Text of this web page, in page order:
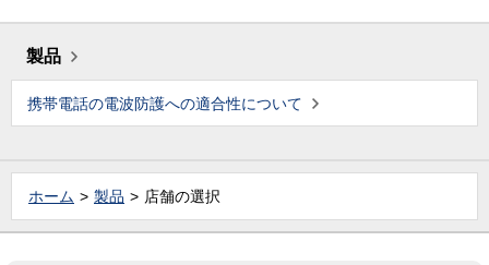
製品
携帯電話の電波防護への適合性について
ホーム 製品 店舗の選択